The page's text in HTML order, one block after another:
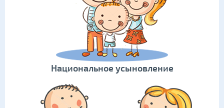
Национальное усыновление